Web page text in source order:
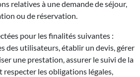
relatives à une demande de séjour,
ou de réservation.
pour les finalités suivantes :
des utilisateurs, établir un devis, gérer
une prestation, assurer le suivi de la
les obligations légales,